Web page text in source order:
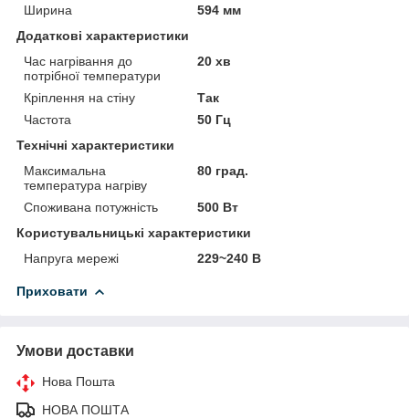
Ширина
594 мм
Додаткові характеристики
Час нагрівання до
потрібної температури
20 хв
Кріплення на стіну
Так
Частота
50 Гц
Технічні характеристики
Максимальна
температура нагріву
80 град.
Споживана потужність
500 Вт
Користувальницькі характеристики
Напруга мережі
229~240 В
Приховати
Умови доставки
Нова Пошта
НОВА ПОШТА